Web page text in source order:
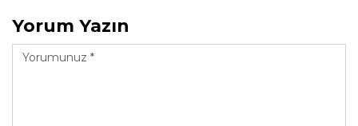
Yorum Yazın